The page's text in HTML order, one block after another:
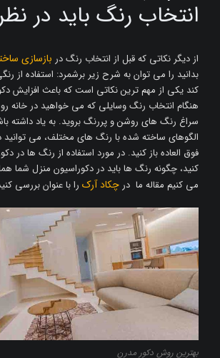
انتخاب رنگ باید در
از دیگر نکاتی که قبل از انتخاب رنگ در بازسازی
بدانید را می توان به شرح زیر برشمرد: استفاده از
کند یکی از مهم ترین نکاتی است که باعث افزایش
هنگام انتخاب رنگ وسایلی که می خواهید در خانه
سراغ رنگ های روشن و پررنگ بروید. به یاد داشته
الگوهای ساخته شده با رنگ های مختلف، می توانید
فوق العاده باز کنید. در مورد استفاده از رنگ ها در
کنید، چگونه رنگ ها باید در دکوراسیون منزل شما
می کنیم مقاله ما درچکاد آرک را با عنوان بررسی
بهترین روش دکور مدرن